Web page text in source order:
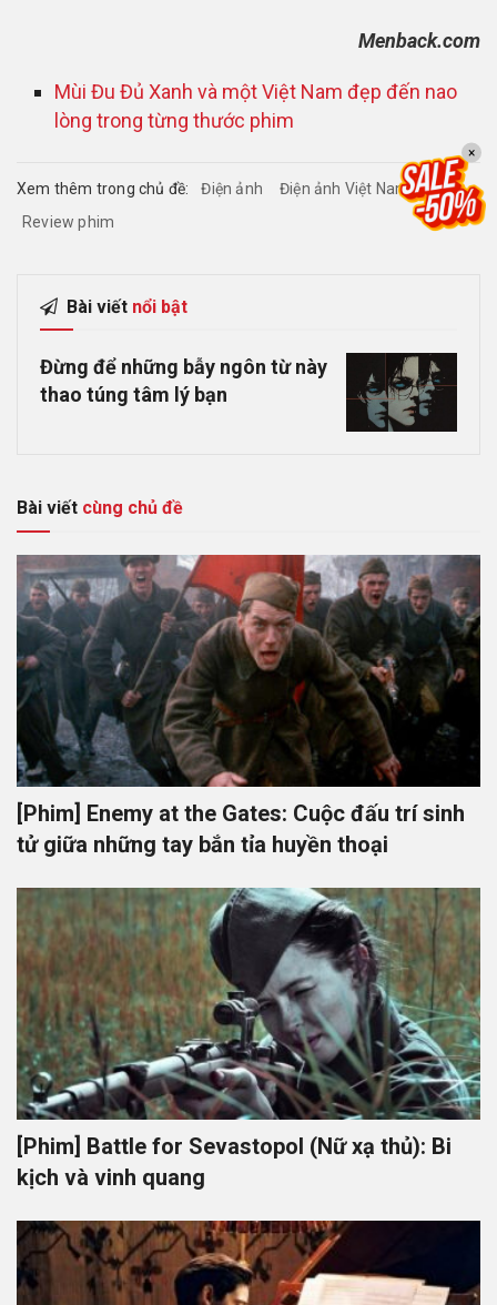
Menback.com
Mùi Đu Đủ Xanh và một Việt Nam đẹp đến nao
lòng trong từng thước phim
Xem thêm trong chủ đề: Điện ảnh
Điện ảnh Việt Nam
Review phim
Bài viết nổi bật
Đừng để những bẫy ngôn từ này
thao túng tâm lý bạn
Bài viết cùng chủ đề
[Phim] Enemy at the Gates: Cuộc đấu trí sinh
tử giữa những tay bắn tỉa huyền thoại
[Phim] Battle for Sevastopol (Nữ xạ thủ): Bi
kịch và vinh quang
×